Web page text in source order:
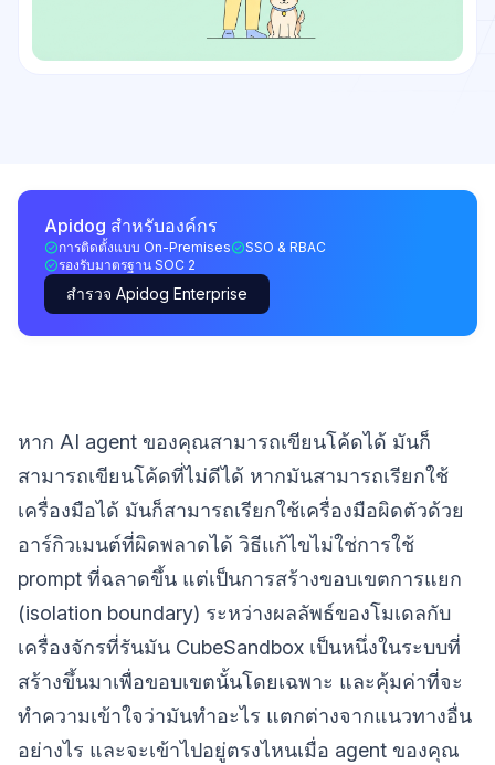
Apidog สำหรับองค์กร
การติดตั้งแบบ On-Premises
SSO & RBAC
รองรับมาตรฐาน SOC 2
สำรวจ Apidog Enterprise
หาก AI agent ของคุณสามารถเขียนโค้ดได้ มันก็
สามารถเขียนโค้ดที่ไม่ดีได้ หากมันสามารถเรียกใช้
เครื่องมือได้ มันก็สามารถเรียกใช้เครื่องมือผิดตัวด้วย
อาร์กิวเมนต์ที่ผิดพลาดได้ วิธีแก้ไขไม่ใช่การใช้
prompt ที่ฉลาดขึ้น แต่เป็นการสร้างขอบเขตการแยก
(isolation boundary) ระหว่างผลลัพธ์ของโมเดลกับ
เครื่องจักรที่รันมัน CubeSandbox เป็นหนึ่งในระบบที่
สร้างขึ้นมาเพื่อขอบเขตนั้นโดยเฉพาะ และคุ้มค่าที่จะ
ทำความเข้าใจว่ามันทำอะไร แตกต่างจากแนวทางอื่น
อย่างไร และจะเข้าไปอยู่ตรงไหนเมื่อ agent ของคุณ